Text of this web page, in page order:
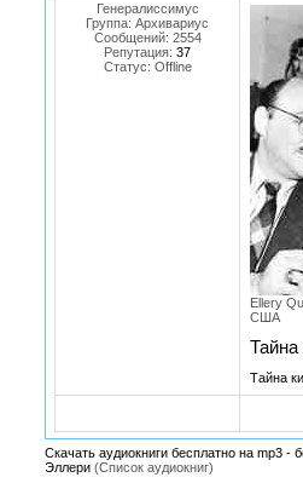
Генералиссимус
Группа: Архивариус
Сообщений: 2554
Репутация: 37
Статус: Offline
Ellery
США
Тайна
Тайна
Скачать аудиокниги бесплатно на mp3 -
Эллери (Список аудиокниг)